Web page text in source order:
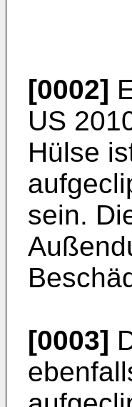
[0002]
US
Hülse
sein.
[0003]